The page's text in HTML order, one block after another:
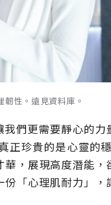
性。遠見資料庫。
們更需要靜心的
正珍貴的是心靈的
，展現高度潛能
「心理肌耐力」，